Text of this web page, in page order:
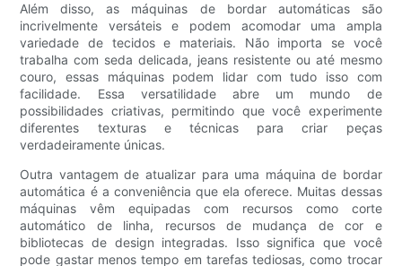
Além disso, as máquinas de bordar automáticas são
incrivelmente versáteis e podem acomodar uma ampla
variedade de tecidos e materiais. Não importa se você
trabalha com seda delicada, jeans resistente ou até mesmo
couro, essas máquinas podem lidar com tudo isso com
facilidade. Essa versatilidade abre um mundo de
possibilidades criativas, permitindo que você experimente
diferentes texturas e técnicas para criar peças
verdadeiramente únicas.
Outra vantagem de atualizar para uma máquina de bordar
automática é a conveniência que ela oferece. Muitas dessas
máquinas vêm equipadas com recursos como corte
automático de linha, recursos de mudança de cor e
bibliotecas de design integradas. Isso significa que você
pode gastar menos tempo em tarefas tediosas, como trocar